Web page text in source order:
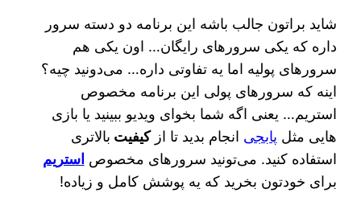
شاید براتون جالب باشه این برنامه دو دسته سرور
داره که یکی سرورهای رایگان… اون یکی هم
سرورهای پولیه اما یه تفاوتی داره… می‌دونید چیه؟
اینه که سرورهای پولی این برنامه مخصوص
استریم… یعنی اگه شما بخوای ویدیو ببینید یا بازی
هایی مثل پابجی انجام بدید تا ازکیفیت بالاتری
استفاده کنید. می‌تونید سرورهای مخصوص استریم
برای خودتون بخرید که یه پوشش کامل و زیاده!